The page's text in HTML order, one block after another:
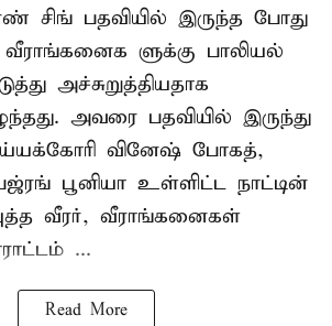
சிங் பதவியில் இருந்த போது
ளுக்கு பாலியல்
அச்சுறுத்தியதாக
அவரை பதவியில் இருந்து
வினேஷ் போகத்,
பூனியா உள்ளிட்ட நாட்டின்
வீரர், வீராங்கனைகள்
...
Read More